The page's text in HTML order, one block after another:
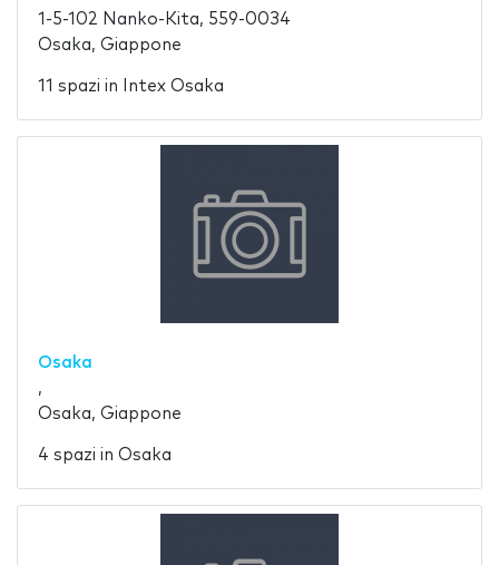
1-5-102 Nanko-Kita, 559-0034
Osaka, Giappone
11 spazi in Intex Osaka
Osaka
,
Osaka, Giappone
4 spazi in Osaka